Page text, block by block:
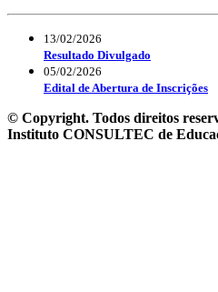
13/02/2026
Resultado Divulgado
05/02/2026
Edital de Abertura de Inscrições
© Copyright. Todos direitos
Instituto CONSULTEC de